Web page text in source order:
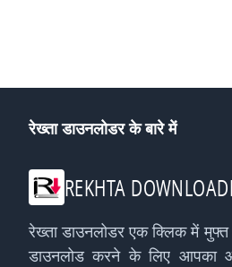
रेख्ता डाउनलोडर के बारे में
REKHTA
रेख्ता डाउनलोडर एक क्लिक में
डाउनलोड करने के लिए आपका